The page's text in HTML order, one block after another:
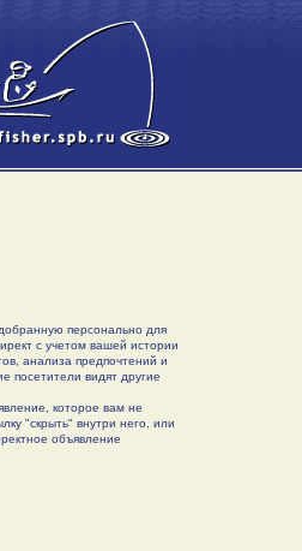
персонально для
с учетом вашей истории
анализа предпочтений и
посетители видят другие
которое вам не
"скрыть" внутри него, или
объявление